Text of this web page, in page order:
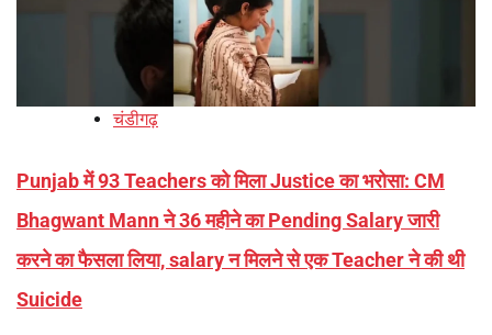
चंडीगढ़
Punjab में 93 Teachers को मिला Justice का भरोसा: CM
Bhagwant Mann ने 36 महीने का Pending Salary जारी
करने का फैसला लिया, salary न मिलने से एक Teacher ने की थी
Suicide